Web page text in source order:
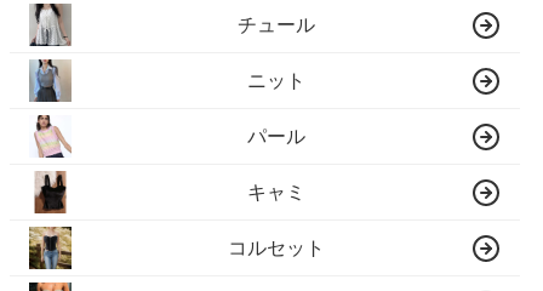
チュール
ニット
パール
キャミ
コルセット